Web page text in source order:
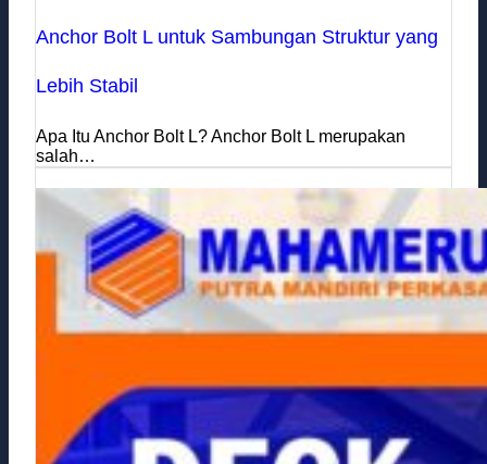
Anchor Bolt L untuk Sambungan Struktur yang
Lebih Stabil
Apa Itu Anchor Bolt L? Anchor Bolt L merupakan
salah…